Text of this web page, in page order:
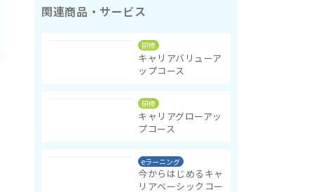
関連商品・サービス
研修
キャリアバリューア
ップコース
研修
キャリアグローアッ
プコース
eラーニング
今からはじめるキャ
リアベーシックコー